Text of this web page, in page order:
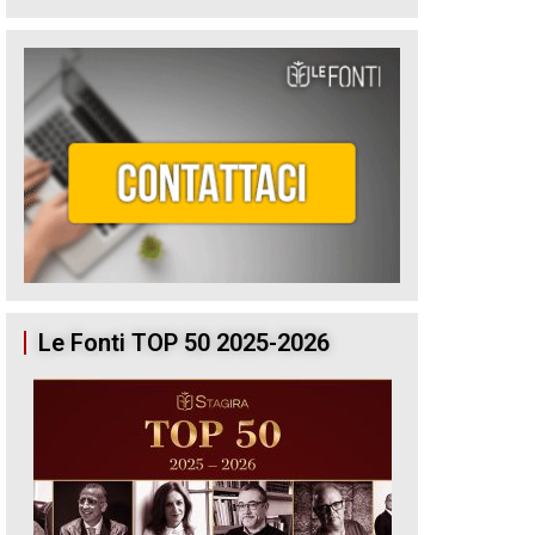
Le Fonti TOP 50 2025-2026